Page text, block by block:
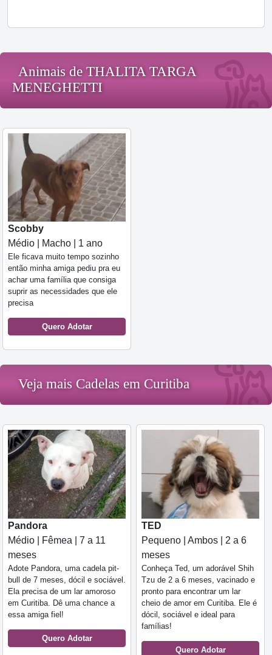
Animais de THALITA TARGA
MENEGHETTI
Scobby
Médio | Macho | 1 ano
Ele ficava muito tempo sozinho
então minha amiga pediu pra eu
achar uma família que consiga
suprir as necessidades que ele
precisa
Quero Adotar
Veja mais Cadelas em Curitiba
Pandora
Médio | Fêmea | 7 a 11
meses
Adote Pandora, uma cadela pit-
bull de 7 meses, dócil e sociável.
Ela precisa de um lar amoroso
em Curitiba. Dê uma chance a
essa amiga fiel!
Quero Adotar
TED
Pequeno | Ambos | 2 a 6
meses
Conheça Ted, um adorável Shih
Tzu de 2 a 6 meses, vacinado e
pronto para encontrar um lar
cheio de amor em Curitiba. Ele é
dócil, sociável e ideal para
famílias!
Quero Adotar